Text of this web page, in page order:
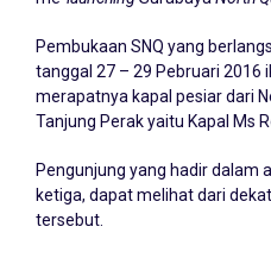
Pembukaan SNQ yang
tanggal 27 – 29 Pebruari 2016
merapatnya kapal pesiar dari
Tanjung Perak yaitu Kapal Ms
Pengunjung yang hadir dalam
ketiga, dapat melihat dari
tersebut.